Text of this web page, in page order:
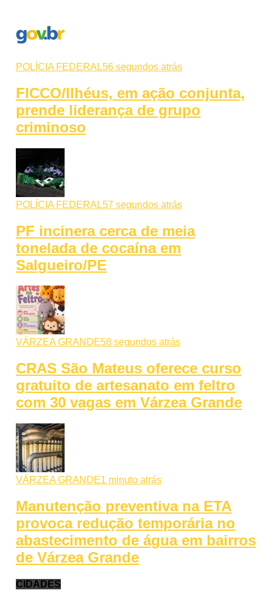
POLÍCIA FEDERAL56 segundos atrás
FICCO/Ilhéus, em ação conjunta,
prende liderança de grupo
criminoso
POLÍCIA FEDERAL57 segundos atrás
PF incinera cerca de meia
tonelada de cocaína em
Salgueiro/PE
VÁRZEA GRANDE58 segundos atrás
CRAS São Mateus oferece curso
gratuito de artesanato em feltro
com 30 vagas em Várzea Grande
VÁRZEA GRANDE1 minuto atrás
Manutenção preventiva na ETA
provoca redução temporária no
abastecimento de água em bairros
de Várzea Grande
CIDADES